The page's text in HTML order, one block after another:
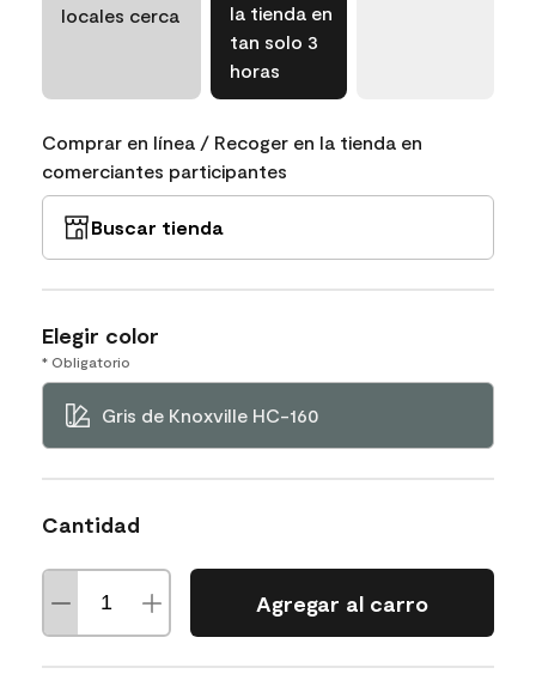
locales cerca
la tienda en
tan solo 3
horas
Comprar en línea / Recoger en la tienda en
comerciantes participantes
Buscar tienda
Elegir color
* Obligatorio
Gris de Knoxville HC-160
Cantidad
Agregar al carro